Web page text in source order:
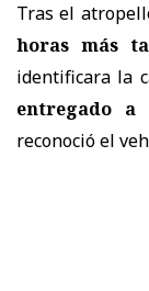
Tras el
horas más
identificara la
entregado a
reconoció el